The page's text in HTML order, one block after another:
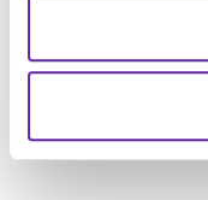
yksikönjohtaja
Rautanen sekä